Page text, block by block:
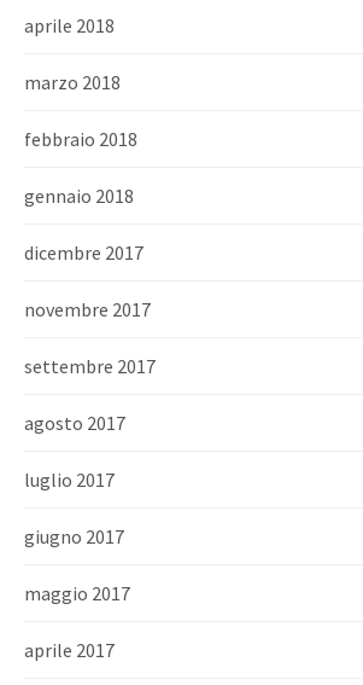
aprile 2018
marzo 2018
febbraio 2018
gennaio 2018
dicembre 2017
novembre 2017
settembre 2017
agosto 2017
luglio 2017
giugno 2017
maggio 2017
aprile 2017